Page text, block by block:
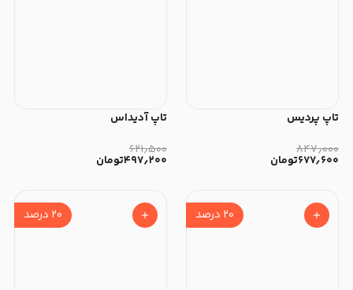
تاپ پردیس
۸۴۷٫۰۰۰
۶۷۷٫۶۰۰تومان
تاپ آدیداس
۶۲۱٫۵۰۰
۴۹۷٫۲۰۰تومان
۲۰ درصد ۲۰ درصد